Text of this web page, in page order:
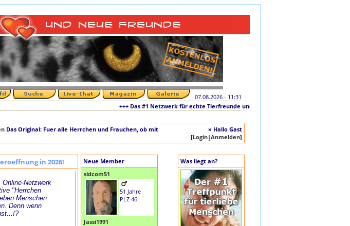
07.08.2026 - 11:31
+++ Das #1 Netzwerk für echte Tierfreunde und tierliebe Singles +++ Die originale
Das Original: Fuer alle Herrchen und Frauchen, ob mit
» Hallo Gast
[Login|Anmelden]
in 2026!
Online-Netzwerk
"Herrchen
Menschen
Denn wenn
Neue Member
sidcom51
51 Jahre
PLZ 46
Jassi1991
Was liegt an?